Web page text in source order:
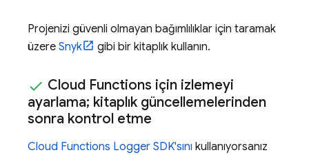
Projenizi güvenli olmayan bağımlılıklar için taramak
üzere Snyk gibi bir kitaplık kullanın.
Cloud Functions için izlemeyi
ayarlama; kitaplık güncellemelerinden
sonra kontrol etme
Cloud Functions Logger SDK'sını kullanıyorsanız